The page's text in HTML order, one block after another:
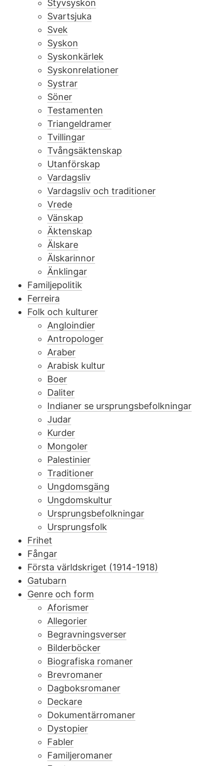
Styvsyskon
Svartsjuka
Svek
Syskon
Syskonkärlek
Syskonrelationer
Systrar
Söner
Testamenten
Triangeldramer
Tvillingar
Tvångsäktenskap
Utanförskap
Vardagsliv
Vardagsliv och traditioner
Vrede
Vänskap
Äktenskap
Älskare
Älskarinnor
Änklingar
Familjepolitik
Ferreira
Folk och kulturer
Angloindier
Antropologer
Araber
Arabisk kultur
Boer
Daliter
Indianer se ursprungsbefolkningar
Judar
Kurder
Mongoler
Palestinier
Traditioner
Ungdomsgäng
Ungdomskultur
Ursprungsbefolkningar
Ursprungsfolk
Frihet
Fångar
Första världskriget (1914-1918)
Gatubarn
Genre och form
Aforismer
Allegorier
Begravningsverser
Bilderböcker
Biografiska romaner
Brevromaner
Dagboksromaner
Deckare
Dokumentärromaner
Dystopier
Fabler
Familjeromaner